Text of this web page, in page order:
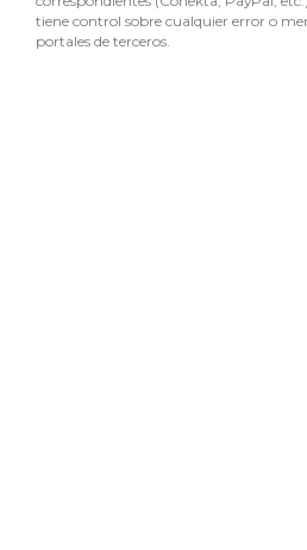
tiene control sobre cualquier error o
portales de terceros.